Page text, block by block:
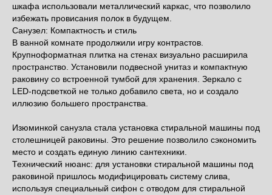
шкафа использовали металлический каркас, что позволило
избежать провисания полок в будущем.
Санузел: Компактность и стиль
В ванной комнате продолжили игру контрастов.
Крупноформатная плитка на стенах визуально расширила
пространство. Установили подвесной унитаз и компактную
раковину со встроенной тумбой для хранения. Зеркало с
LED-подсветкой не только добавило света, но и создало
иллюзию большего пространства.
Изюминкой санузла стала установка стиральной машины под
столешницей раковины. Это решение позволило сэкономить
место и создать единую линию сантехники.
Технический нюанс: для установки стиральной машины под
раковиной пришлось модифицировать систему слива,
используя специальный сифон с отводом для стиральной